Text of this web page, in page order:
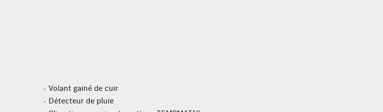
Volant gainé de cuir
Détecteur de pluie